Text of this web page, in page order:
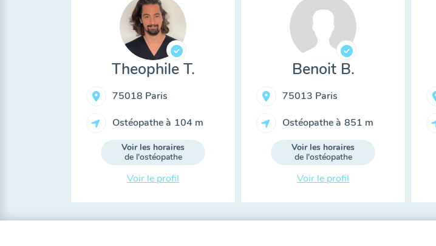
Theophile T.
75018 Paris
Ostéopathe à 104 m
Voir les horaires
de l'ostéopathe
Voir le profil
Benoit B.
75013 Paris
Ostéopathe à 851 m
Voir les horaires
de l'ostéopathe
Voir le profil